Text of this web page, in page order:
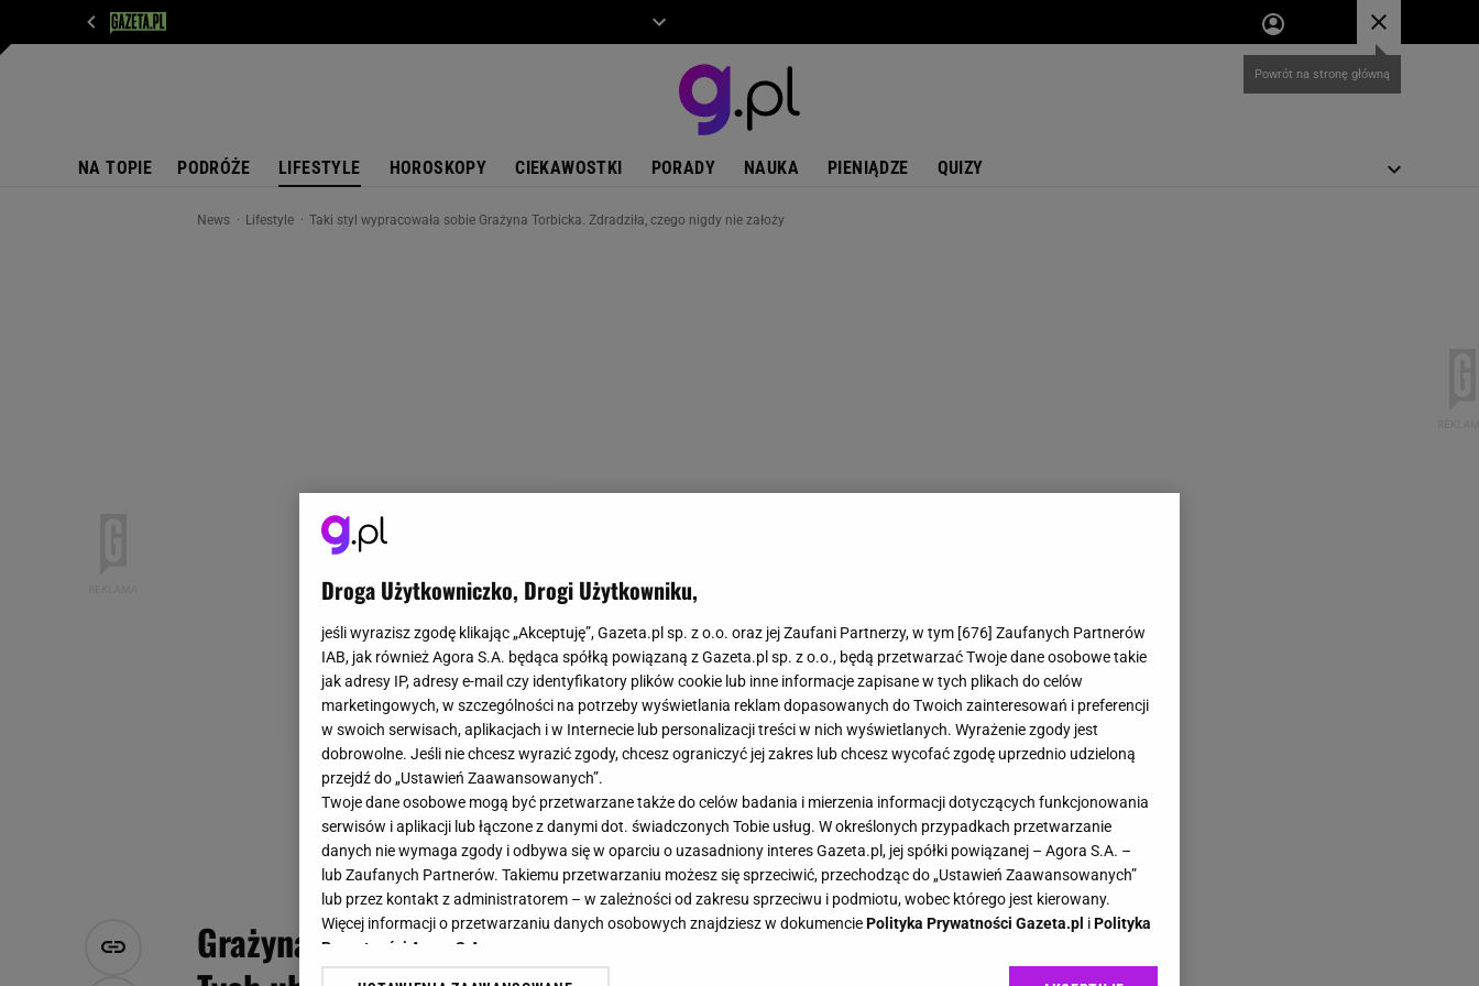
NA TOPIE PODRÓŻE LIFESTYLE HOROSKOPY CIEKAWOSTKI PORADY NAUKA PIENIĄDZE QUIZY
News Lifestyle Taki styl wypracowała sobie Grażyna Torbicka. Zdradziła, czego nigdy nie założy
Grażyna Torbicka zdradziła trik na doskonałe stylizacje.
Droga Użytkowniczko, Drogi Użytkowniku,
jeśli wyrazisz zgodę klikając „Akceptuję”, Gazeta.pl sp. z o.o. oraz jej Zaufani Partnerzy, w tym [676] Zaufanych Partnerów
IAB, jak również Agora S.A. będąca spółką powiązaną z Gazeta.pl sp. z o.o., będą przetwarzać Twoje dane osobowe takie
jak adresy IP, adresy e-mail czy identyfikatory plików cookie lub inne informacje zapisane w tych plikach do celów
marketingowych, w szczególności na potrzeby wyświetlania reklam dopasowanych do Twoich zainteresowań i preferencji
w swoich serwisach, aplikacjach i w Internecie lub personalizacji treści w nich wyświetlanych. Wyrażenie zgody jest
dobrowolne. Jeśli nie chcesz wyrazić zgody, chcesz ograniczyć jej zakres lub chcesz wycofać zgodę uprzednio udzieloną
przejdź do „Ustawień Zaawansowanych”.
Twoje dane osobowe mogą być przetwarzane także do celów badania i mierzenia informacji dotyczących funkcjonowania
serwisów i aplikacji lub łączone z danymi dot. świadczonych Tobie usług. W określonych przypadkach przetwarzanie
danych nie wymaga zgody i odbywa się w oparciu o uzasadniony interes Gazeta.pl, jej spółki powiązanej – Agora S.A. –
lub Zaufanych Partnerów. Takiemu przetwarzaniu możesz się sprzeciwić, przechodząc do „Ustawień Zaawansowanych”
lub przez kontakt z administratorem – w zależności od zakresu sprzeciwu i podmiotu, wobec którego jest kierowany.
Więcej informacji o przetwarzaniu danych osobowych znajdziesz w dokumenciePolityka Prywatności Gazeta.pl iPolityka
Prywatności Agora S.A.